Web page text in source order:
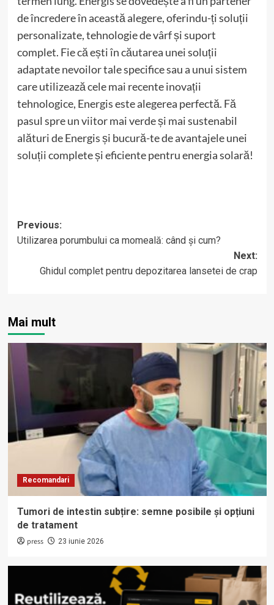
de încredere în această alegere, oferindu-ți soluții
personalizate, tehnologie de vârf și suport
complet. Fie că ești în căutarea unei soluții
adaptate nevoilor tale specifice sau a unui sistem
care utilizează cele mai recente inovații
tehnologice, Energis este alegerea perfectă. Fă
pasul spre un viitor mai verde și mai sustenabil
alături de Energis și bucură-te de avantajele unei
soluții complete și eficiente pentru energia solară!
Post
navigation
Previous:
Utilizarea porumbului ca momeală: când și cum?
Next:
Ghidul complet pentru depozitarea lansetei de crap
Mai mult
Recomandari
Tumori de intestin subțire: semne posibile și opțiuni
de tratament
press 23 iunie 2026